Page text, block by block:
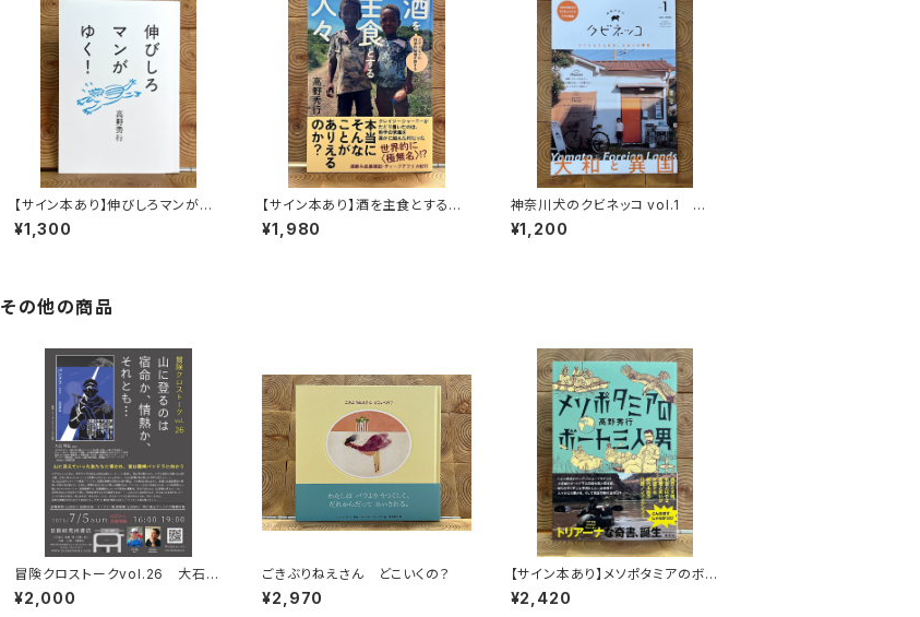
【サイン本あり】伸びしろマンがゆ
く！
¥1,300
【サイン本あり】酒を主食とする
人々 エチオピアの科学的秘境を
旅する
¥1,980
神奈川犬のクビネッコ vol.1 特
集：大和と異国
¥1,200
その他の商品
冒険クロストークvol.26 大石明
弘「山に登るのは 宿命か、情熱か、
それとも…」録画視聴権
¥2,000
ごきぶりねえさん どこいくの？
¥2,970
【サイン本あり】メソポタミアのボ
ート三人男
¥2,420